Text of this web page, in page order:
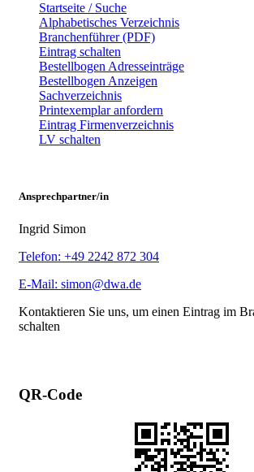
Startseite / Suche
Alphabetisches Verzeichnis
Branchenführer (PDF)
Eintrag schalten
Bestellbogen Adresseinträge
Bestellbogen Anzeigen
Sachverzeichnis
Printexemplar anfordern
Eintrag Firmenverzeichnis
LV schalten
Ansprechpartner/in
Ingrid Simon
Telefon: +49 2242 872 304
E-Mail: simon@dwa.de
Kontaktieren Sie uns, um einen Eintrag im
schalten
QR-Code